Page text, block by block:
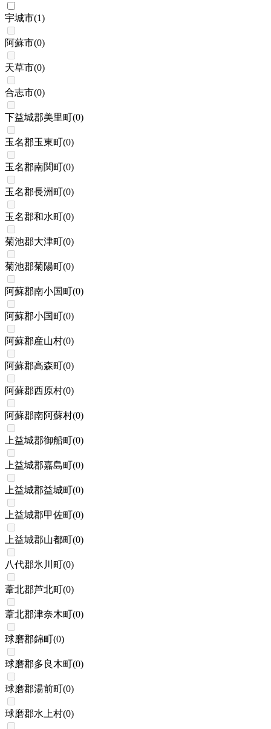
宇城市(1)
阿蘇市(0)
天草市(0)
合志市(0)
下益城郡美里町(0)
玉名郡玉東町(0)
玉名郡南関町(0)
玉名郡長洲町(0)
玉名郡和水町(0)
菊池郡大津町(0)
菊池郡菊陽町(0)
阿蘇郡南小国町(0)
阿蘇郡小国町(0)
阿蘇郡産山村(0)
阿蘇郡高森町(0)
阿蘇郡西原村(0)
阿蘇郡南阿蘇村(0)
上益城郡御船町(0)
上益城郡嘉島町(0)
上益城郡益城町(0)
上益城郡甲佐町(0)
上益城郡山都町(0)
八代郡氷川町(0)
葦北郡芦北町(0)
葦北郡津奈木町(0)
球磨郡錦町(0)
球磨郡多良木町(0)
球磨郡湯前町(0)
球磨郡水上村(0)